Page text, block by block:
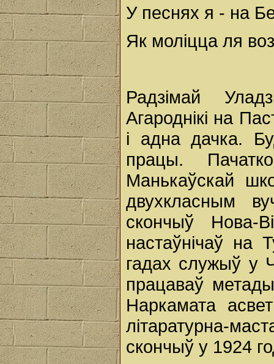
У песнях я - на
Як моліцца ля
Радзімай
Агароднікі на
і адна дачка.
працы.
Манькаўскай
двухкласным
скончыў Нова-
настаўнічаў на
гадах служыў у
працаваў
Наркамата
літаратурна-
скончыў у 1924